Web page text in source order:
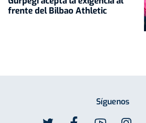
frente del Bilbao Athletic
Síguenos